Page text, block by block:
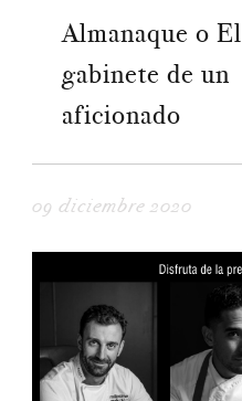
Almanaque o El
gabinete de un
aficionado
09 diciembre 2020